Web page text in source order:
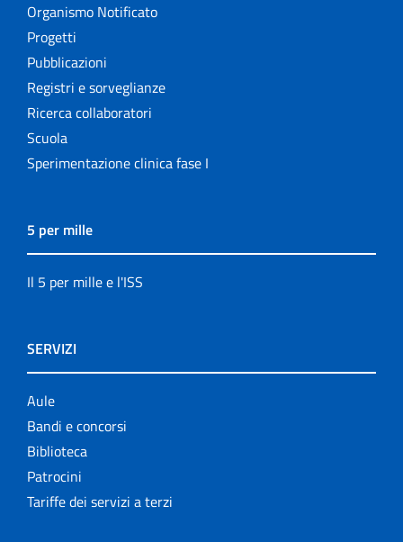
Organismo Notificato
Progetti
Pubblicazioni
Registri e sorveglianze
Ricerca collaboratori
Scuola
Sperimentazione clinica fase I
5 per mille
Il 5 per mille e l'ISS
SERVIZI
Aule
Bandi e concorsi
Biblioteca
Patrocini
Tariffe dei servizi a terzi